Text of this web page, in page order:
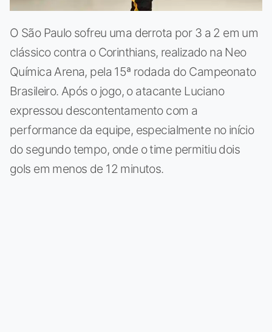
O São Paulo sofreu uma derrota por 3 a 2 em um
clássico contra o Corinthians, realizado na Neo
Química Arena, pela 15ª rodada do Campeonato
Brasileiro. Após o jogo, o atacante Luciano
expressou descontentamento com a
performance da equipe, especialmente no início
do segundo tempo, onde o time permitiu dois
gols em menos de 12 minutos.